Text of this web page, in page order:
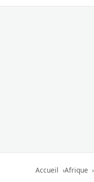
Accueil Afrique